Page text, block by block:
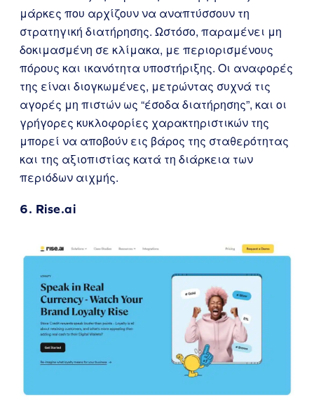
μάρκες που αρχίζουν να αναπτύσσουν τη
στρατηγική διατήρησης. Ωστόσο, παραμένει μη
δοκιμασμένη σε κλίμακα, με περιορισμένους
πόρους και ικανότητα υποστήριξης. Οι αναφορές
της είναι διογκωμένες, μετρώντας συχνά τις
αγορές μη πιστών ως “έσοδα διατήρησης”, και οι
γρήγορες κυκλοφορίες χαρακτηριστικών της
μπορεί να αποβούν εις βάρος της σταθερότητας
και της αξιοπιστίας κατά τη διάρκεια των
περιόδων αιχμής.
6. Rise.ai